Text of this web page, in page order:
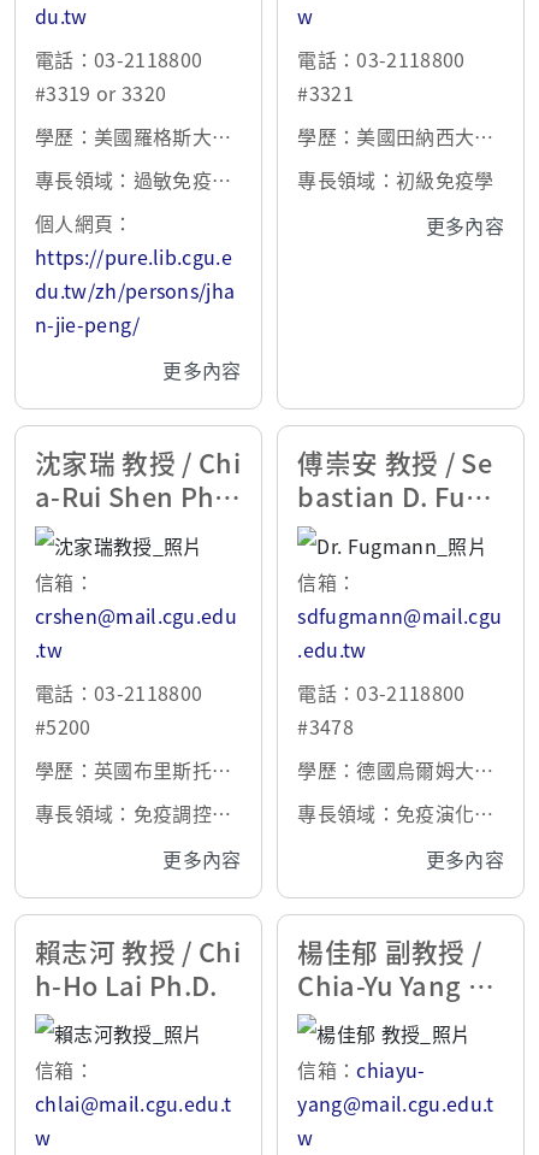
du.tw
電話：03-2118800
#3319 or 3320
學歷：美國羅格斯大學
博士
專長領域：過敏免疫、
氣喘藥物開發、免疫調
節
個人網頁：
https://pure.lib.cgu.e
du.tw/zh/persons/jha
n-jie-peng/
更多內容
w
電話：03-2118800
#3321
學歷：美國田納西大學
博士
專長領域：初級免疫學
更多內容
沈家瑞 教授 / Chi
a-Rui Shen Ph.
D.
信箱：
crshen@mail.cgu.edu
.tw
電話：03-2118800
#5200
學歷：英國布里斯托大
學病理與微生物學系免
專長領域：免疫調控、
細胞治療、基因疫苗、
更多內容
傅崇安 教授 / Se
bastian D. Fug
mann Ph.D.
信箱：
sdfugmann@mail.cgu
.edu.tw
電話：03-2118800
#3478
學歷：德國烏爾姆大學
博士
專長領域：免疫演化、
無脊椎生物免疫更多內容
賴志河 教授 / Chi
h-Ho Lai Ph.D.
信箱：
chlai@mail.cgu.edu.t
w
楊佳郁 副教授 /
Chia-Yu Yang P
h.D.
信箱：chiayu-
yang@mail.cgu.edu.t
w